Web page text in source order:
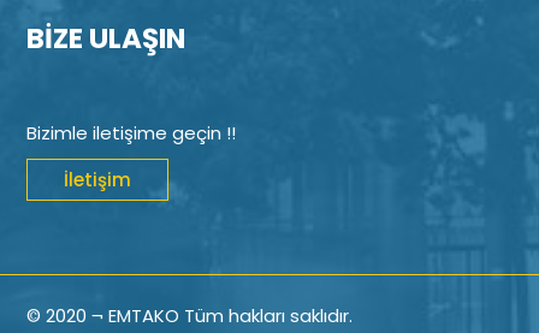
BİZE ULAŞIN
Bizimle iletişime geçin !!
İletişim
© 2020 ¬ EMTAKO Tüm hakları saklıdır.